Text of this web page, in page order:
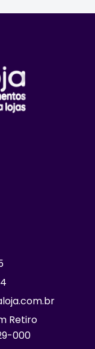
Retiro
000